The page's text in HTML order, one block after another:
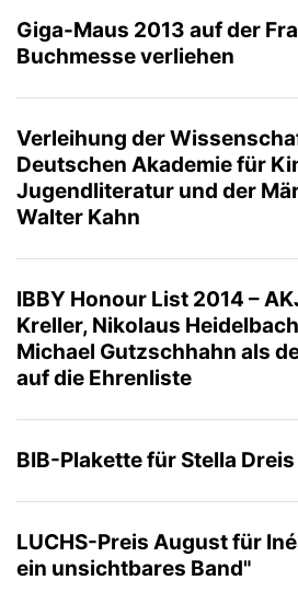
Giga-Maus 2013 auf der
Buchmesse verliehen
Verleihung der
Deutschen Akademie für
Jugendliteratur und der
Walter Kahn
IBBY Honour List 2014 –
Kreller, Nikolaus
Michael Gutzschhahn als
auf die Ehrenliste
BIB-Plakette für Stella Dreis
LUCHS-Preis August für
ein unsichtbares Band"